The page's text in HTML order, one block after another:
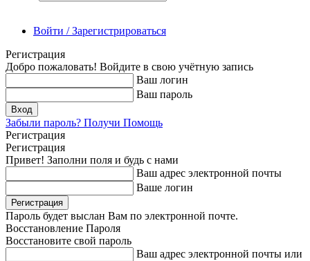
Войти / Зарегистрироваться
Регистрация
Добро пожаловать! Войдите в свою учётную запись
Ваш логин
Ваш пароль
Забыли пароль? Получи Помощь
Регистрация
Регистрация
Привет! Заполни поля и будь с нами
Ваш адрес электронной почты
Ваше логин
Пароль будет выслан Вам по электронной почте.
Восстановление Пароля
Восстановите свой пароль
Ваш адрес электронной почты или